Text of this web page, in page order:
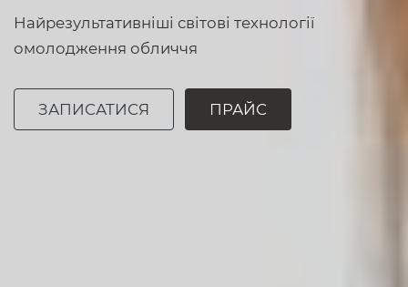
Найрезультативніші світові технології
омолодження обличчя
ЗАПИСАТИСЯ ПРАЙС